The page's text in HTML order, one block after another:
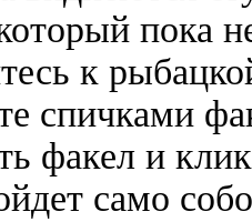
пока
к
спичками
факел и
само